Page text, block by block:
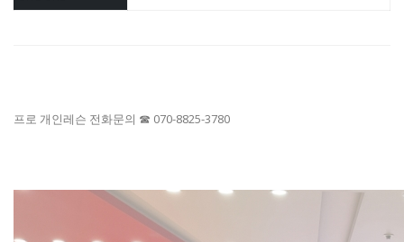
프로 개인레슨 전화문의 ☎ 070-8825-3780